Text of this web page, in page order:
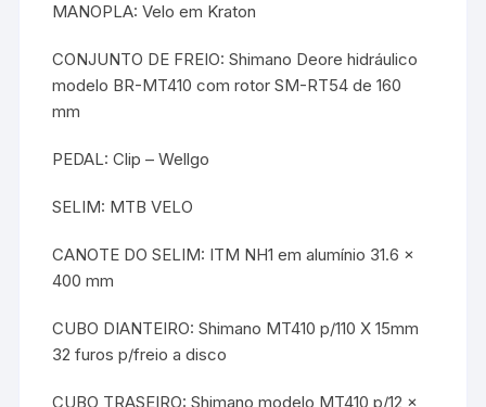
MANOPLA: Velo em Kraton
CONJUNTO DE FREIO: Shimano Deore hidráulico
modelo BR-MT410 com rotor SM-RT54 de 160
mm
PEDAL: Clip – Wellgo
SELIM: MTB VELO
CANOTE DO SELIM: ITM NH1 em alumínio 31.6 x
400 mm
CUBO DIANTEIRO: Shimano MT410 p/110 X 15mm
32 furos p/freio a disco
CUBO TRASEIRO: Shimano modelo MT410 p/12 x